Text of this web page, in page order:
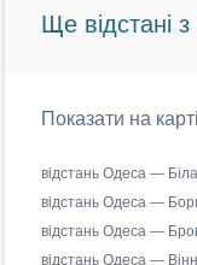
Ще відстані
Показати на
відстань Одеса —
відстань Одеса —
відстань Одеса —
відстань Одеса —